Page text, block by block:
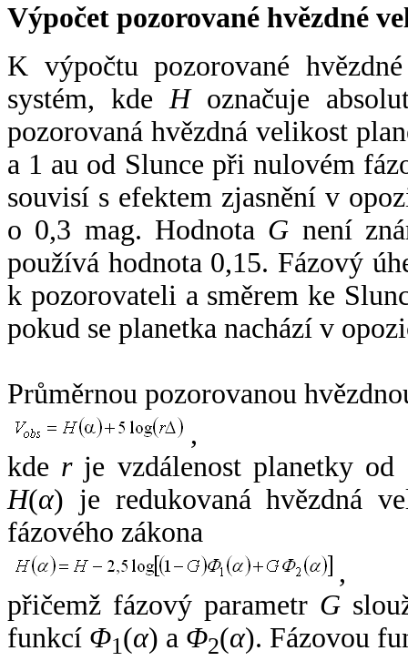
Výpočet pozorované hvězdné
K výpočtu pozorované
systém, kde Hoznačuje
pozorovaná hvězdná velikost
a 1 au od Slunce při nulovém
souvisí s efektem zjasnění v
o 0,3 mag. Hodnota G není
používá hodnota 0,15. Fázový
k pozorovateli a směrem ke
pokud se planetka nachází v
Průměrnou pozorovanou
,
kde rje vzdálenost planetky od
H(α) je redukovaná hvězdná
fázového zákona
,
přičemž fázový parametr G
funkcí Φ1(α) a Φ2(α). Fázovou